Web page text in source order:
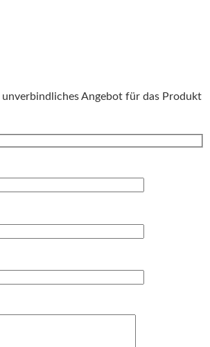
unverbindliches Angebot für das Produkt